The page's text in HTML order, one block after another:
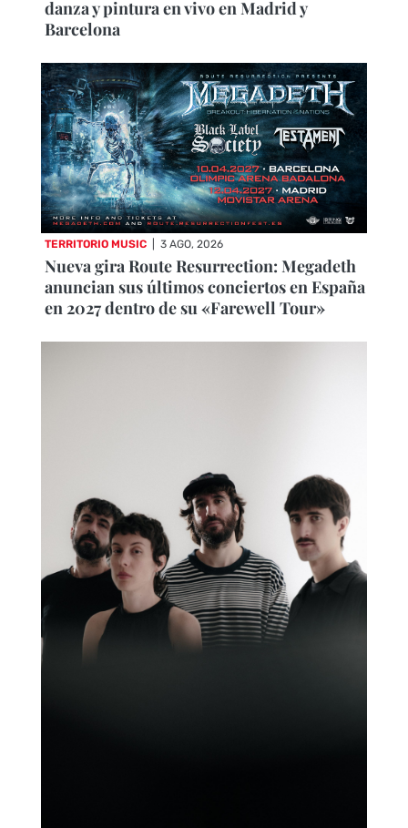
danza y pintura en vivo en Madrid y
Barcelona
TERRITORIO MUSIC 3 AGO, 2026
Nueva gira Route Resurrection: Megadeth
anuncian sus últimos conciertos en España
en 2027 dentro de su «Farewell Tour»